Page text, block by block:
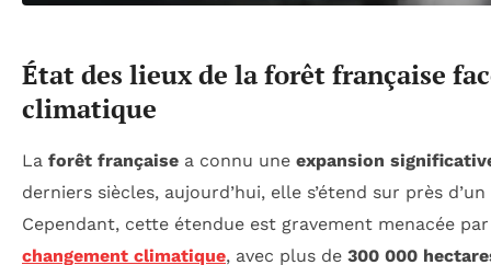
État des lieux de la forêt française
climatique
La forêt française a connu une expansion
derniers siècles, aujourd’hui, elle s’étend sur près
Cependant, cette étendue est gravement menacée
changement climatique, avec plus de 300 000